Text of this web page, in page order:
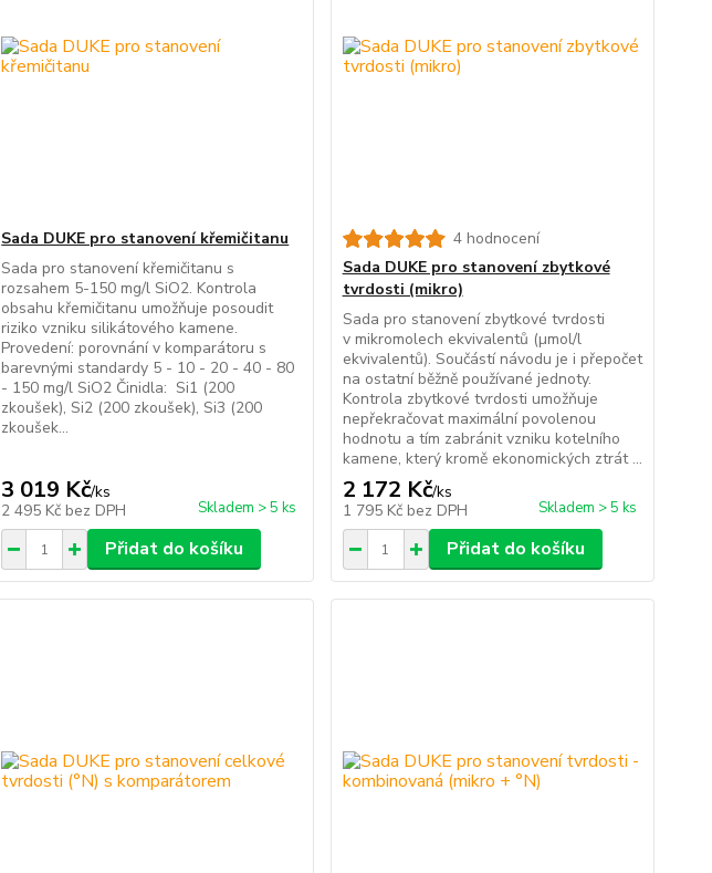
Sada DUKE pro stanovení křemičitanu
Sada pro stanovení křemičitanu s
rozsahem 5-150 mg/l SiO2. Kontrola
obsahu křemičitanu umožňuje posoudit
riziko vzniku silikátového kamene.
Provedení: porovnání v komparátoru s
barevnými standardy 5 - 10 - 20 - 40 - 80
- 150 mg/l SiO2 Činidla: Si1 (200
zkoušek), Si2 (200 zkoušek), Si3 (200
zkoušek...
3 019 Kč/ks
2 495 Kč bez DPH Skladem > 5 ks
Přidat do košíku
4 hodnocení
Sada DUKE pro stanovení zbytkové
tvrdosti (mikro)
Sada pro stanovení zbytkové tvrdosti
v mikromolech ekvivalentů (µmol/l
ekvivalentů). Součástí návodu je i přepočet
na ostatní běžně používané jednoty.
Kontrola zbytkové tvrdosti umožňuje
nepřekračovat maximální povolenou
hodnotu a tím zabránit vzniku kotelního
kamene, který kromě ekonomických ztrát ...
2 172 Kč/ks
1 795 Kč bez DPH Skladem > 5 ks
Přidat do košíku